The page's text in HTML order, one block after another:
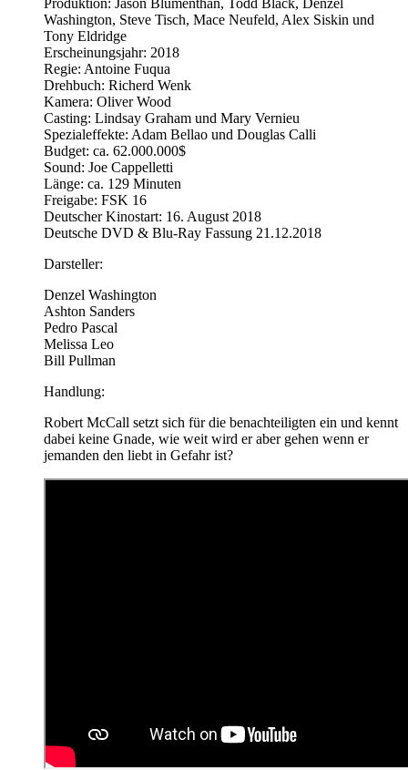
Washington, Steve Tisch, Mace Neufeld, Alex Siskin und
Tony Eldridge
Erscheinungsjahr: 2018
Regie: Antoine Fuqua
Drehbuch: Richerd Wenk
Kamera: Oliver Wood
Casting: Lindsay Graham und Mary Vernieu
Spezialeffekte: Adam Bellao und Douglas Calli
Budget: ca. 62.000.000$
Sound: Joe Cappelletti
Länge: ca. 129 Minuten
Freigabe: FSK 16
Deutscher Kinostart: 16. August 2018
Deutsche DVD & Blu-Ray Fassung 21.12.2018
Darsteller:
Denzel Washington
Ashton Sanders
Pedro Pascal
Melissa Leo
Bill Pullman
Handlung:
Robert McCall setzt sich für die benachteiligten ein und kennt
dabei keine Gnade, wie weit wird er aber gehen wenn er
jemanden den liebt in Gefahr ist?